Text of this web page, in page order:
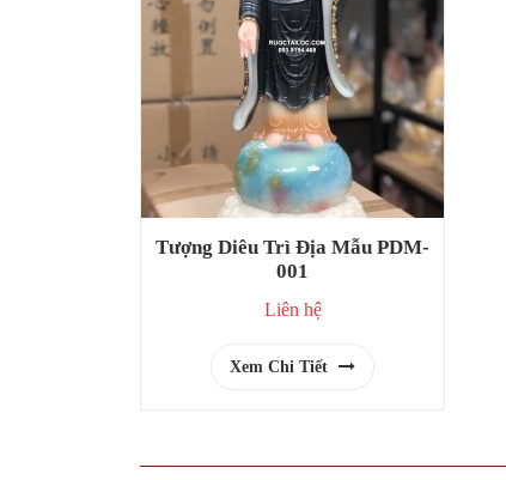
Tượng Diêu Trì Địa Mẫu PDM-
001
Liên hệ
Xem Chi Tiết